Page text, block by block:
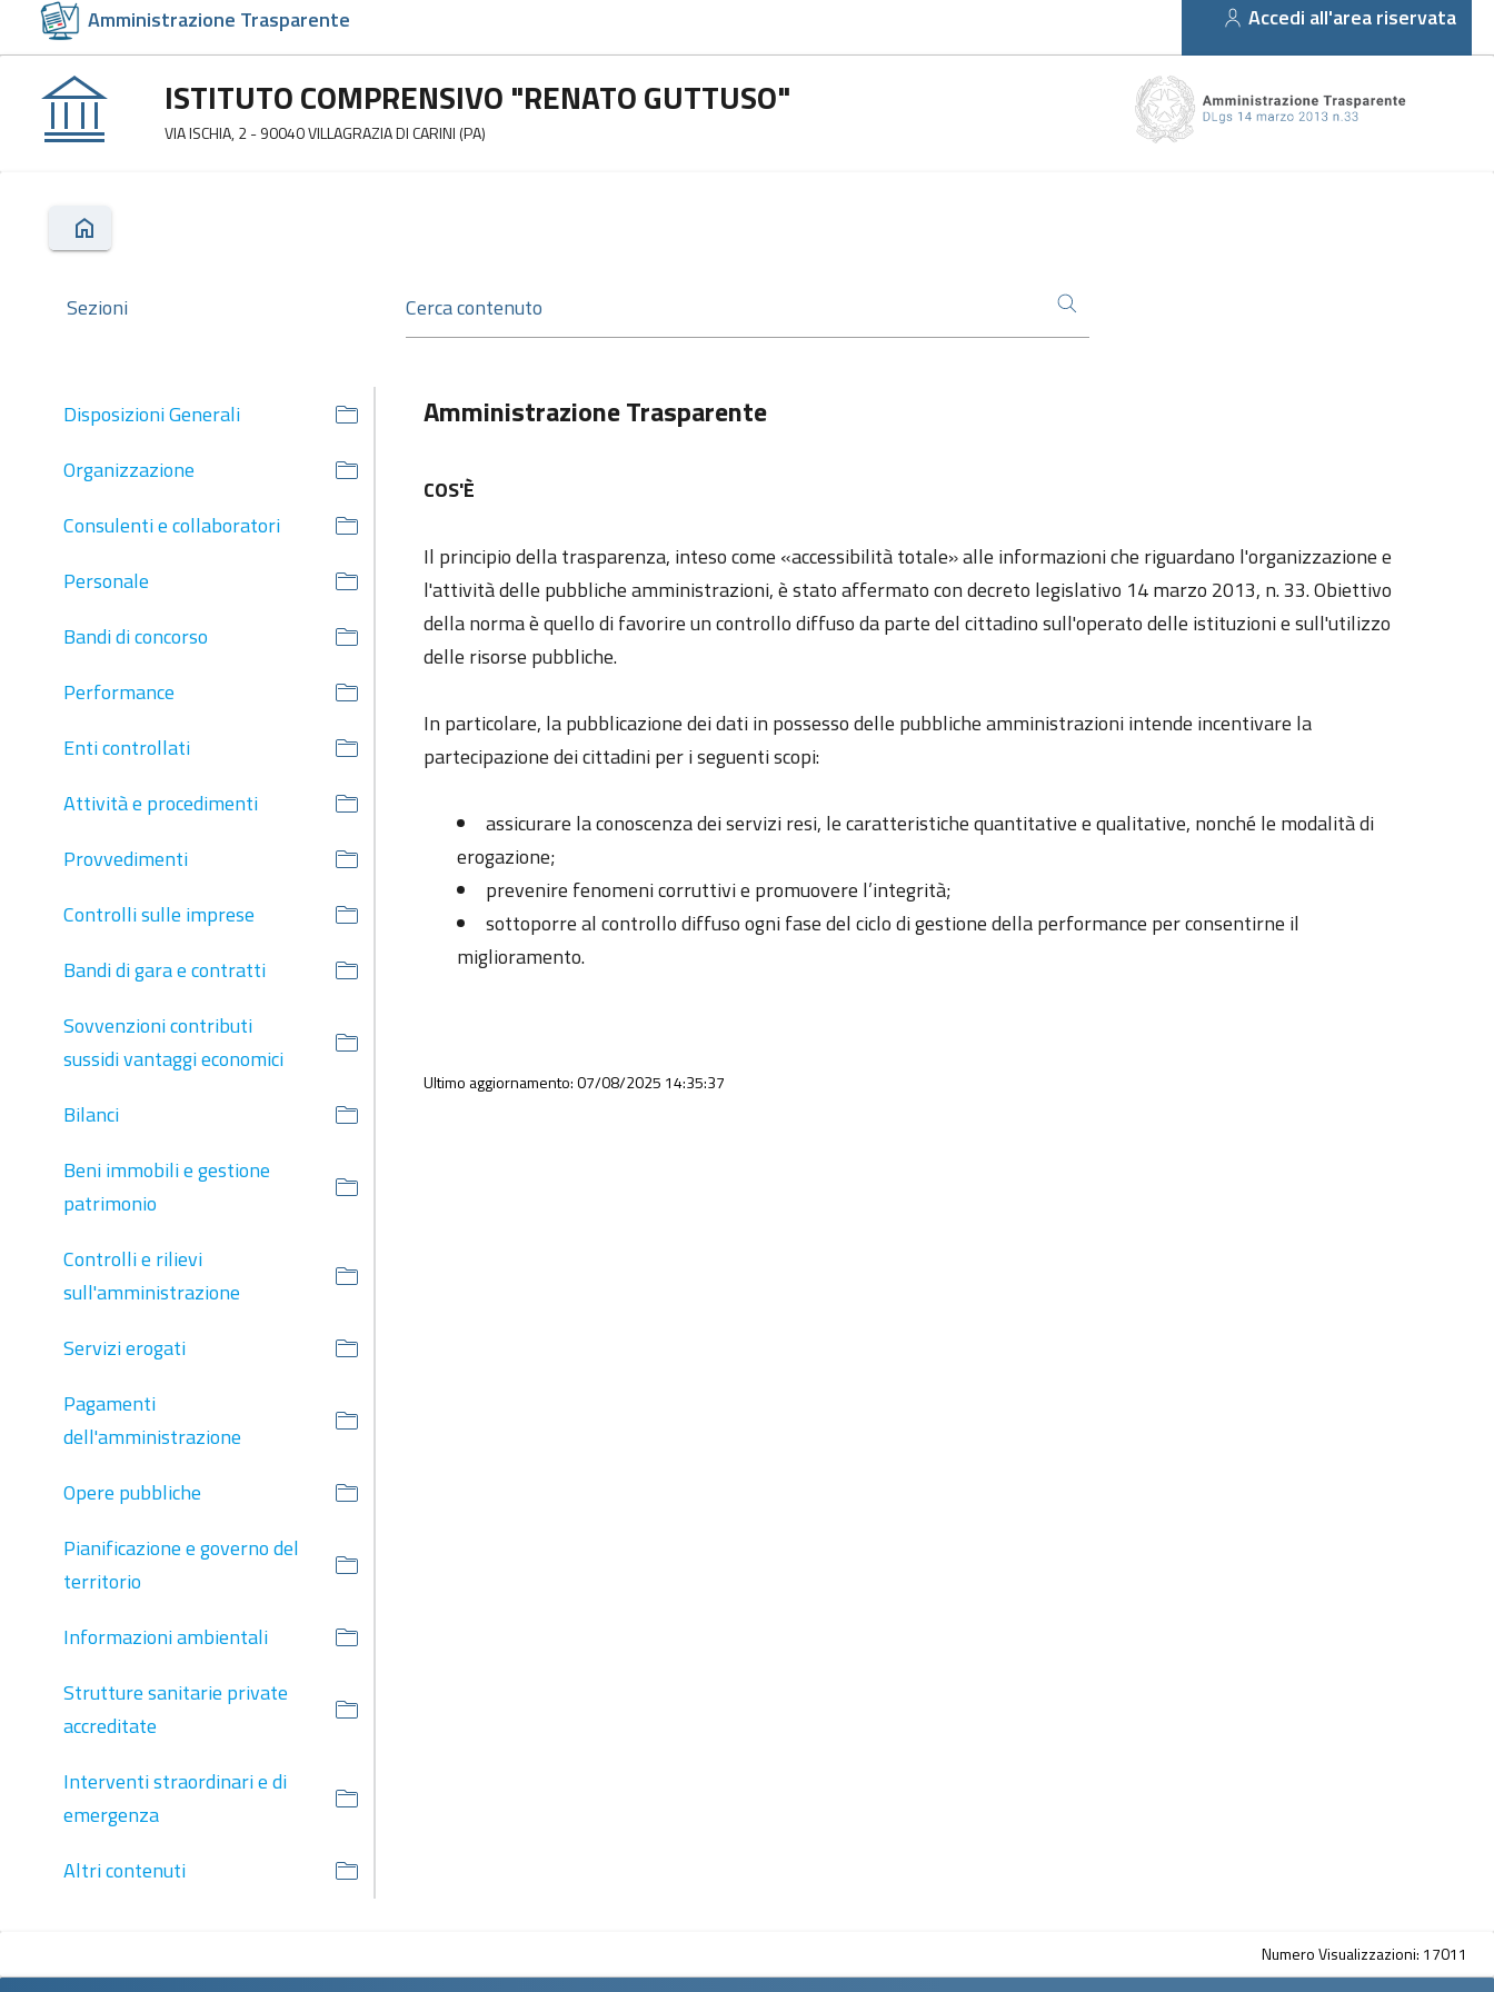
Amministrazione Trasparente Accedi all'area riservata
ISTITUTO COMPRENSIVO "RENATO GUTTUSO"
VIA ISCHIA, 2 - 90040 VILLAGRAZIA DI CARINI (PA)
Sezioni
Disposizioni Generali
Organizzazione
Consulenti e collaboratori
Personale
Bandi di concorso
Performance
Enti controllati
Attività e procedimenti
Provvedimenti
Controlli sulle imprese
Bandi di gara e contratti
Sovvenzioni contributi
sussidi vantaggi economici
Bilanci
Beni immobili e gestione
patrimonio
Controlli e rilievi
sull'amministrazione
Servizi erogati
Pagamenti
dell'amministrazione
Opere pubbliche
Pianificazione e governo del
territorio
Informazioni ambientali
Strutture sanitarie private
accreditate
Interventi straordinari e di
emergenza
Altri contenuti
Amministrazione Trasparente
COS'È
Il principio della trasparenza, inteso come «accessibilità totale» alle informazioni che riguardano l'organizzazione e
l'attività delle pubbliche amministrazioni, è stato affermato con decreto legislativo 14 marzo 2013, n. 33. Obiettivo
della norma è quello di favorire un controllo diffuso da parte del cittadino sull'operato delle istituzioni e sull'utilizzo
delle risorse pubbliche.
In particolare, la pubblicazione dei dati in possesso delle pubbliche amministrazioni intende incentivare la
partecipazione dei cittadini per i seguenti scopi:
assicurare la conoscenza dei servizi resi, le caratteristiche quantitative e qualitative, nonché le modalità di
erogazione;
prevenire fenomeni corruttivi e promuovere l’integrità;
sottoporre al controllo diffuso ogni fase del ciclo di gestione della performance per consentirne il
miglioramento.
Ultimo aggiornamento: 07/08/2025 14:35:37
Numero Visualizzazioni: 17011